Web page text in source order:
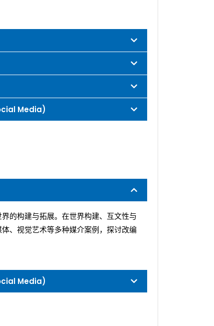
Media)
的构建与拓展。在世界构建、互文性与
、视觉艺术等多种媒介案例，探讨改编
Media)